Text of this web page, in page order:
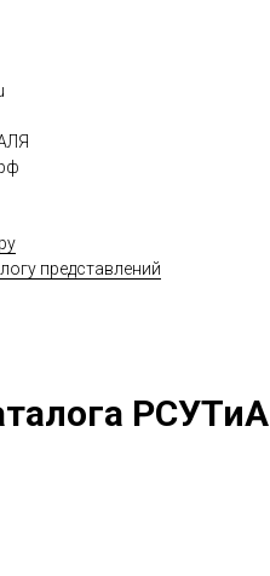
представлений
РСУТиА